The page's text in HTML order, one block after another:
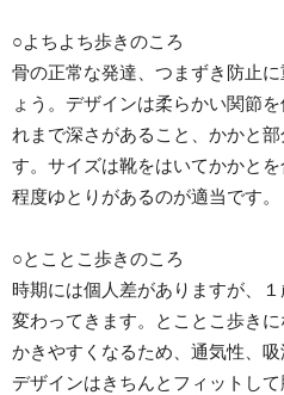
○よちよち歩きのころ
骨の正常な発達、つまずき防止
ょう。デザインは柔らかい関節
れまで深さがあること、かかと
す。サイズは靴をはいてかかと
程度ゆとりがあるのが適当です。
○とことこ歩きのころ
時期には個人差がありますが、
変わってきます。とことこ歩き
かきやすくなるため、通気性、吸
デザインはきちんとフィットし